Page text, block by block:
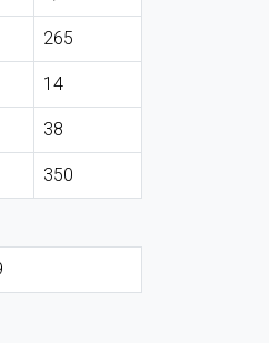
265
14
38
350